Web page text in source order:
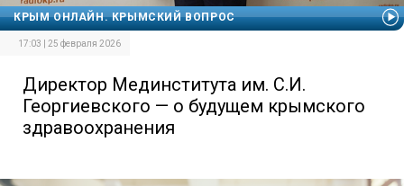
КРЫМ ОНЛАЙН. КРЫМСКИЙ ВОПРОС
17:03 | 25 февраля 2026
Директор Мединститута им. С.И.
Георгиевского — о будущем крымского
здравоохранения